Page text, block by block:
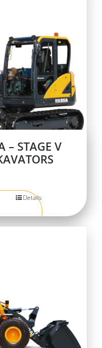
– STAGE V
Details